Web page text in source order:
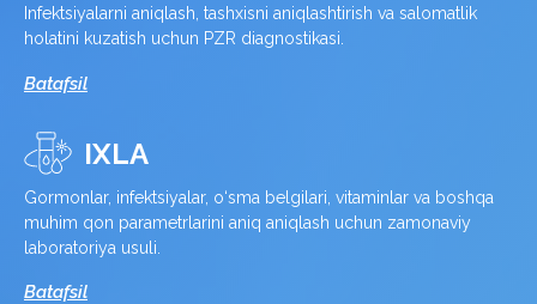
Infektsiyalarni aniqlash, tashxisni aniqlashtirish va salomatlik
holatini kuzatish uchun PZR diagnostikasi.
Batafsil
IXLA
Gormonlar, infektsiyalar, o‘sma belgilari, vitaminlar va boshqa
muhim qon parametrlarini aniq aniqlash uchun zamonaviy
laboratoriya usuli.
Batafsil